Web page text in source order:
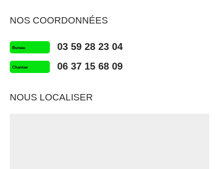
NOS COORDONNÉES
Bureau 03 59 28 23 04
Chantier 06 37 15 68 09
NOUS LOCALISER